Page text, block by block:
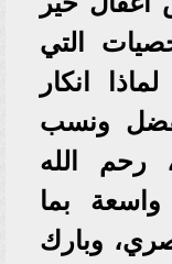
التي
انكار
ونسب
رحم الله
بما
وبارك